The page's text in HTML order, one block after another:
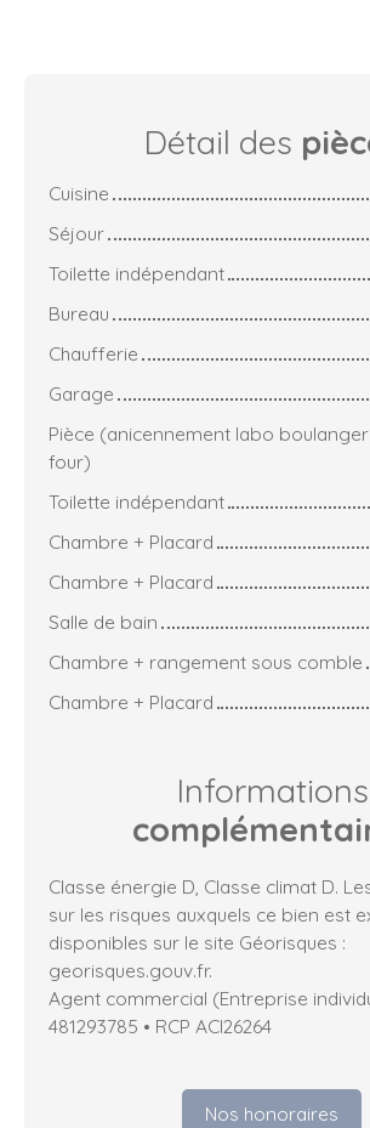
Détail des
Cuisine
Séjour
Toilette indépendant
Bureau
Chaufferie
Garage
Pièce (anicennement labo
four)
Toilette indépendant
Chambre + Placard
Chambre + Placard
Salle de bain
Chambre + rangement sous comble
Chambre + Placard
Informations
Classe énergie D, Classe climat D.
sur les risques auxquels ce bien est
disponibles sur le site Géorisques :
georisques.gouv.fr.
Agent commercial (Entreprise
481293785 • RCP ACI26264
Nos honoraires